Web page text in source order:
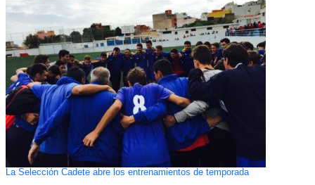
La Selección Cadete abre los entrenamientos de temporada